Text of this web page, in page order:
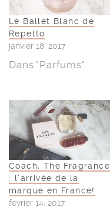
Le Ballet Blanc de
Repetto
janvier 18, 2017
Dans "Parfums"
Coach, The Fragrance
: l’arrivée de la
marque en France!
février 14, 2017